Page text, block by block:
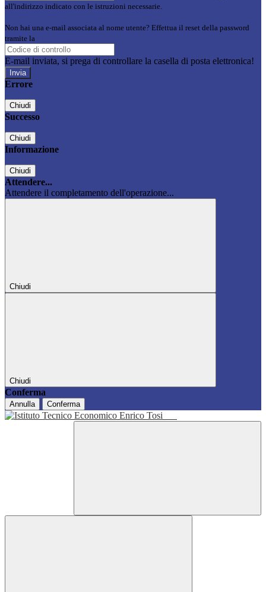
all'indirizzo indicato con le istruzioni necessarie.
Non hai una e-mail associata al nome utente? Effettua il reset della password
tramite la
E-mail inviata, si prega di controllare la casella di posta elettronica!
Errore
Chiudi
Successo
Chiudi
Informazione
Chiudi
Attendere...
Attendere il completamento dell'operazione...
Chiudi
Chiudi
Conferma
Annulla Conferma